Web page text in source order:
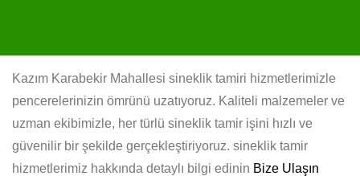
Kazım Karabekir Mahallesi sineklik tamiri hizmetlerimizle
pencerelerinizin ömrünü uzatıyoruz. Kaliteli malzemeler ve
uzman ekibimizle, her türlü sineklik tamir işini hızlı ve
güvenilir bir şekilde gerçekleştiriyoruz. sineklik tamir
hizmetlerimiz hakkında detaylı bilgi edinin Bize Ulaşın